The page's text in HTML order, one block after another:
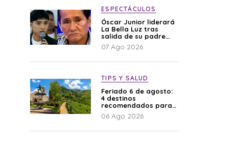
ESPECTÁCULOS
Óscar Junior liderará
La Bella Luz tras
salida de su padre
por polémica con
Naldy Saldaña
07 Ago 2026
TIPS Y SALUD
Feriado 6 de agosto:
4 destinos
recomendados para
disfrutar el descanso
06 Ago 2026